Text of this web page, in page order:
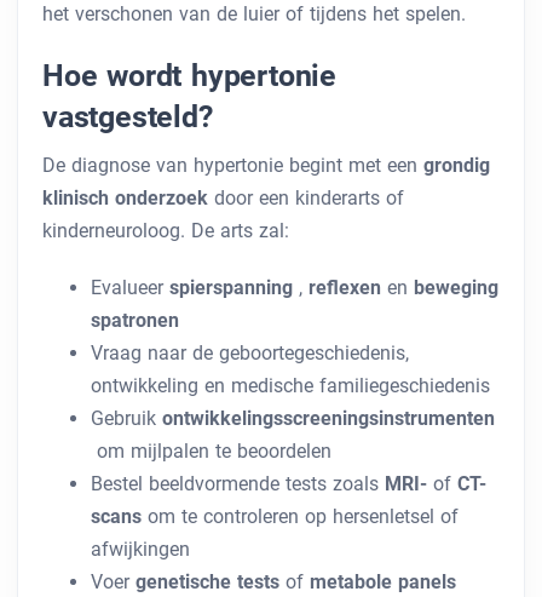
het verschonen van de luier of tijdens het spelen.
Hoe wordt hypertonie
vastgesteld?
De diagnose van hypertonie begint met een grondig
klinisch onderzoek door een kinderarts of
kinderneuroloog. De arts zal:
Evalueer spierspanning , reflexen en beweging
spatronen
Vraag naar de geboortegeschiedenis,
ontwikkeling en medische familiegeschiedenis
Gebruik ontwikkelingsscreeningsinstrumenten
om mijlpalen te beoordelen
Bestel beeldvormende tests zoals MRI- of CT-
scans om te controleren op hersenletsel of
afwijkingen
Voer genetische tests of metabole panels